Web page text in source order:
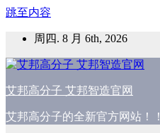
跳至内容
周四. 8 月 6th, 2026
艾邦高分子 艾邦智造官网
艾邦高分子的全新官方网站！！